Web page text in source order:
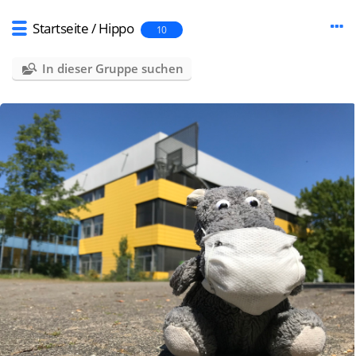
Startseite/Hippo 10
In dieser Gruppe suchen